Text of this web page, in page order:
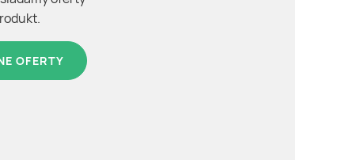
OFERTY